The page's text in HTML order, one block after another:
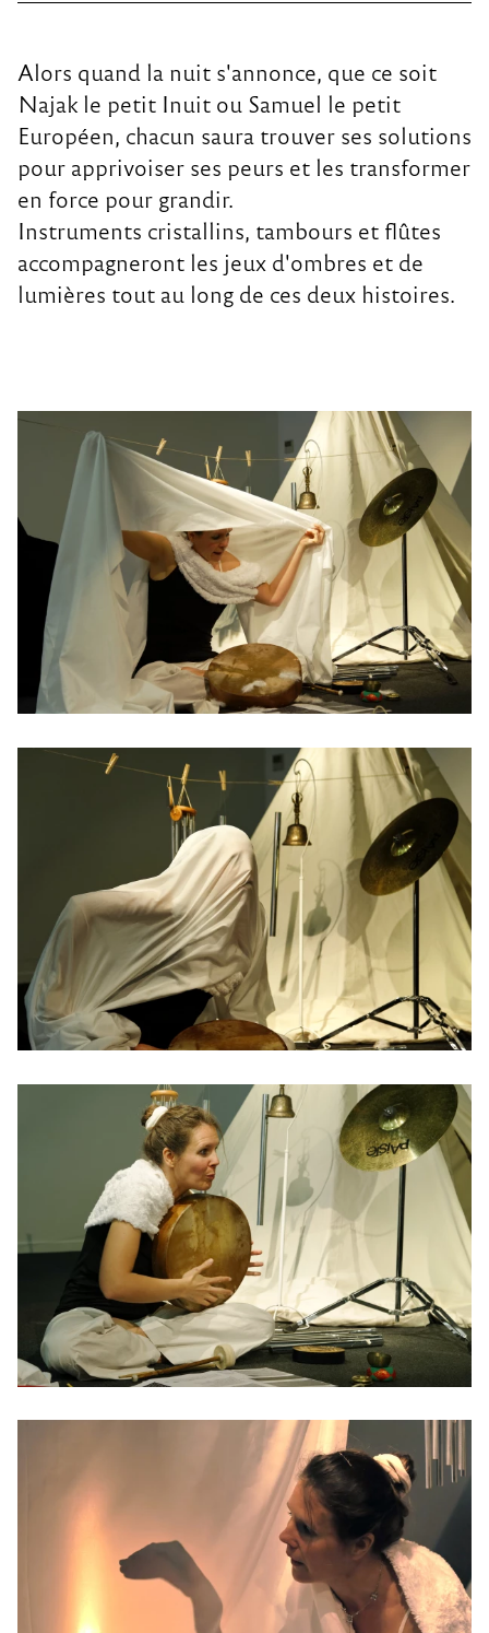
Alors quand la nuit s'annonce, que ce soit
Najak le petit Inuit ou Samuel le petit
Européen, chacun saura trouver ses solutions
pour apprivoiser ses peurs et les transformer
en force pour grandir.
Instruments cristallins, tambours et flûtes
accompagneront les jeux d'ombres et de
lumières tout au long de ces deux histoires.